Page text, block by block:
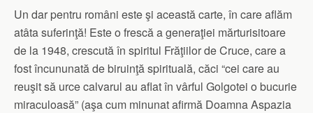
Un dar pentru români este şi această carte, în care aflăm
atâta suferinţă! Este o frescă a generaţiei mărturisitoare
de la 1948, crescută în spiritul Frăţiilor de Cruce, care a
fost încununată de biruinţă spirituală, căci “cei care au
reuşit să urce calvarul au aflat în vârful Golgotei o bucurie
miraculoasă” (aşa cum minunat afirmă Doamna Aspazia